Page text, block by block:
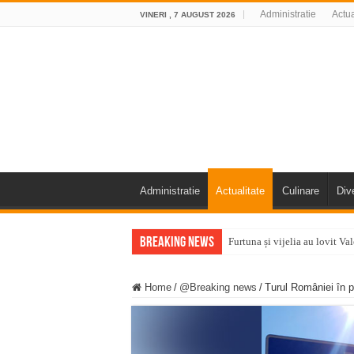
VINERI , 7 AUGUST 2026 Administratie
Administratie Actualitate Culinare
Breaking News Furtuna și vijelia au lovit
ANUNŢ OPRIRE ANUNŢ
Anunț important – Închidere
Ștrandul Termal Ring din
Home / @Breaking news / Turul României în